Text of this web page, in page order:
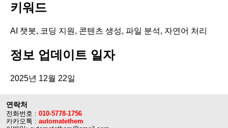
키워드
AI 챗봇, 코딩 지원, 콘텐츠 생성, 파일 분석, 자연어 처리
정보 업데이트 일자
2025년 12월 22일
연락처
전화번호 : 010-5778-1756
카카오톡 : automatethem